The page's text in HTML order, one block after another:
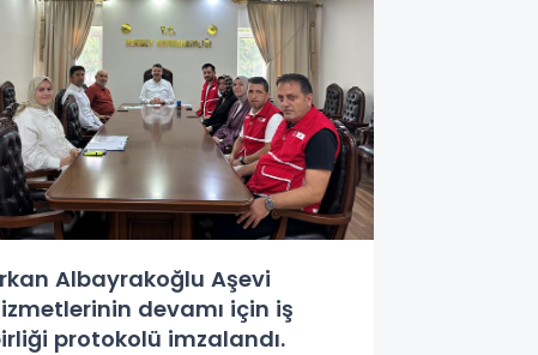
Albayrakoğlu Aşevi
devamı için iş
protokolü imzalandı.